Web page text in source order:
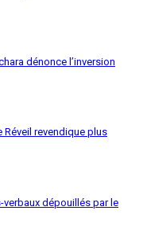
dénonce l’inversion
Réveil revendique plus
verbaux dépouillés par le